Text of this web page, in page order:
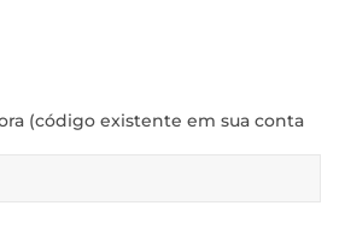
(código existente em sua conta